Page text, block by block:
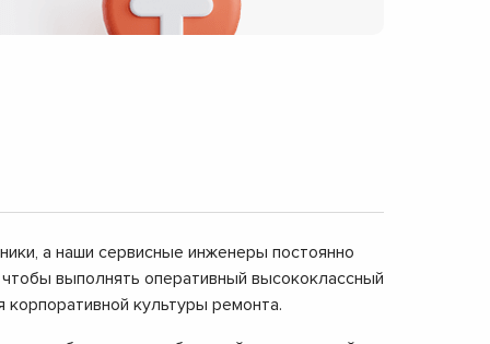
а наши сервисные инженеры постоянно
выполнять оперативный высококлассный
культуры ремонта.